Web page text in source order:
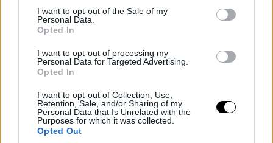
consent section.
I want to opt-out of the Sale of my
Personal Data.
Opted In
I want to opt-out of processing my
Personal Data for Targeted Advertising.
Opted In
I want to opt-out of Collection, Use,
Retention, Sale, and/or Sharing of my
Personal Data that Is Unrelated with the
Purposes for which it was collected.
Opted Out